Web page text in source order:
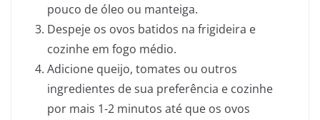
pouco de óleo ou manteiga.
Despeje os ovos batidos na frigideira e
cozinhe em fogo médio.
Adicione queijo, tomates ou outros
ingredientes de sua preferência e cozinhe
por mais 1-2 minutos até que os ovos